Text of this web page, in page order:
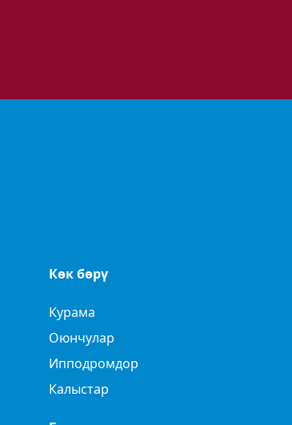
Көк бөрү
Курама
Оюнчулар
Ипподромдор
Калыстар